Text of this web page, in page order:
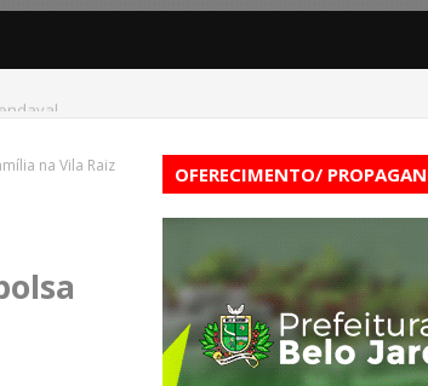
na Vila Raiz
OFERECIMENTO/